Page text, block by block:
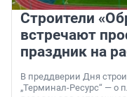
Строители
встречают
праздник на
В преддверии Дня
„Терминал-Ресурс“ — о